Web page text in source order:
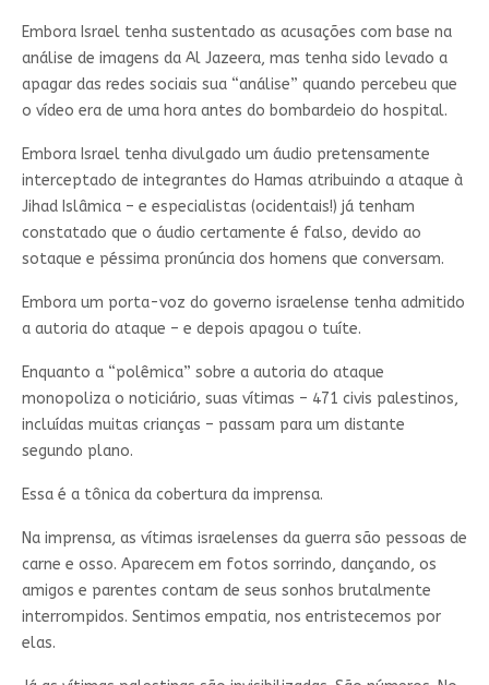
Embora Israel tenha sustentado as acusações com base na
análise de imagens da Al Jazeera, mas tenha sido levado a
apagar das redes sociais sua “análise” quando percebeu que
o vídeo era de uma hora antes do bombardeio do hospital.
Embora Israel tenha divulgado um áudio pretensamente
interceptado de integrantes do Hamas atribuindo a ataque à
Jihad Islâmica – e especialistas (ocidentais!) já tenham
constatado que o áudio certamente é falso, devido ao
sotaque e péssima pronúncia dos homens que conversam.
Embora um porta-voz do governo israelense tenha admitido
a autoria do ataque – e depois apagou o tuíte.
Enquanto a “polêmica” sobre a autoria do ataque
monopoliza o noticiário, suas vítimas – 471 civis palestinos,
incluídas muitas crianças – passam para um distante
segundo plano.
Essa é a tônica da cobertura da imprensa.
Na imprensa, as vítimas israelenses da guerra são pessoas de
carne e osso. Aparecem em fotos sorrindo, dançando, os
amigos e parentes contam de seus sonhos brutalmente
interrompidos. Sentimos empatia, nos entristecemos por
elas.